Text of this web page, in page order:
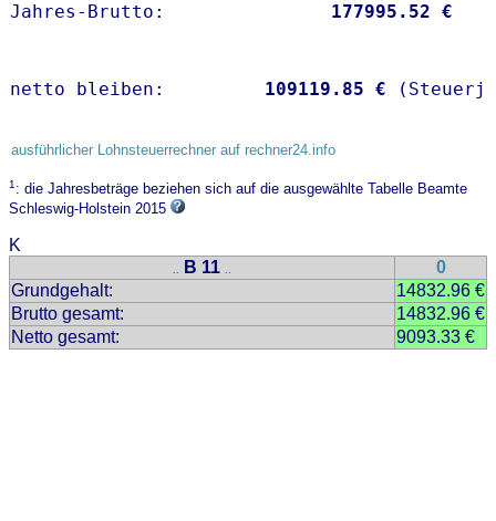
Jahres-Brutto: 177995.52 €
netto bleiben: 109119.85 €
ausführlicher Lohnsteuerrechner auf rechner24.info
1: die Jahresbeträge beziehen sich auf die ausgewählte Tabelle Beamte
Schleswig-Holstein 2015
K
.. B 11 ..
0
Grundgehalt:
14832.96 €
Brutto gesamt:
14832.96 €
Netto gesamt:
9093.33 €